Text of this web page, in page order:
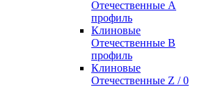
Отечественные А
профиль
Клиновые
Отечественные В
профиль
Клиновые
Отечественные Z / 0